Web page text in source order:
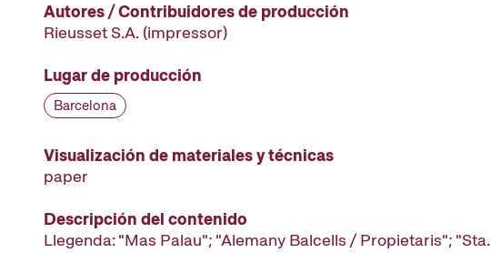
Autores / Contribuidores de producción
Rieusset S.A. (impressor)
Lugar de producción
Barcelona
Visualización de materiales y técnicas
paper
Descripción del contenido
Llegenda: "Mas Palau"; "Alemany Balcells / Propietaris"; "Sta.